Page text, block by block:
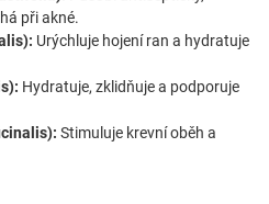
při akné.
Urýchluje hojení ran a hydratuje
Hydratuje, zklidňuje a podporuje
Stimuluje krevní oběh a